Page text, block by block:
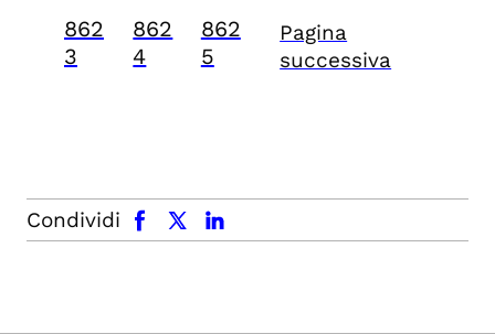
862
3
862
4
862
5
Pagina
successiva
Condividi
facebook x.com linkedin